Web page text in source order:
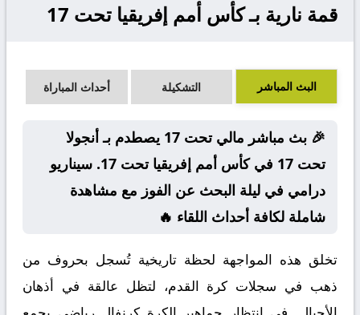
قمة نارية بـ كأس أمم إفريقيا تحت 17
البث المباشر التشكيلة أحداث المباراة
🎉 بث مباشر مالي تحت 17 يصطدم بـ أنجولا
تحت 17 في كأس أمم إفريقيا تحت 17. سيناريو
درامي في ليلة البحث عن الفوز مع مشاهدة
شاملة لكافة أحداث اللقاء 🔥
تخلق هذه المواجهة لحظة تاريخية تُسجل بحروف من
ذهب في سجلات كرة القدم، لتظل عالقة في أذهان